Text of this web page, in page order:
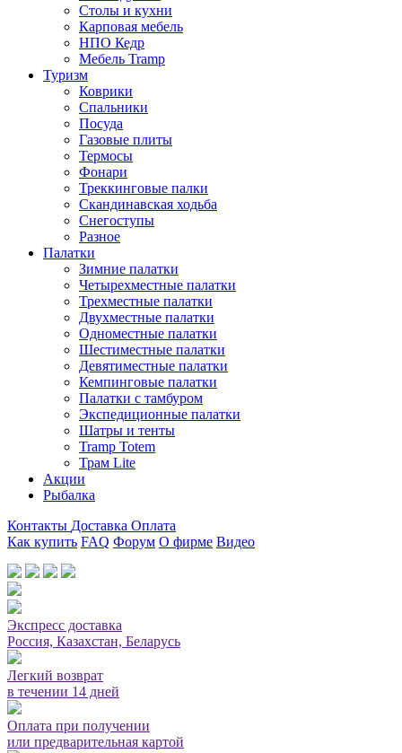
Столы и кухни
Карповая мебель
НПО Кедр
Мебель Tramp
Туризм
Коврики
Спальники
Посуда
Газовые плиты
Термосы
Фонари
Треккинговые палки
Скандинавская ходьба
Снегоступы
Разное
Палатки
Зимние палатки
Четырехместные палатки
Трехместные палатки
Двухместные палатки
Одноместные палатки
Шестиместные палатки
Девятиместные палатки
Кемпинговые палатки
Палатки с тамбуром
Экспедиционные палатки
Шатры и тенты
Tramp Totem
Трам Lite
Акции
Рыбалка
Контакты Доставка Оплата
Как купить FAQ Форум О фирме Видео
Экспресс доставка
Россия, Казахстан, Беларусь
Легкий возврат
в течении 14 дней
Оплата при получении
или предварительная картой